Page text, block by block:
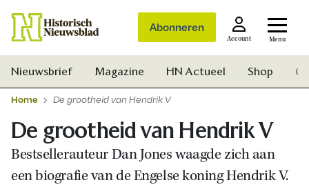
Abonneren
Account Menu
Nieuwsbrief Magazine HN Actueel Shop
Home De grootheid van Hendrik V
De grootheid van Hendrik V
Bestsellerauteur Dan Jones waagde zich aan
een biografie van de Engelse koning Hendrik V.